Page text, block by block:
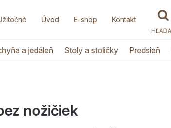
Úvod E-shop Kontakt
a jedáleň Stoly a stoličky Predsieň
nožičiek